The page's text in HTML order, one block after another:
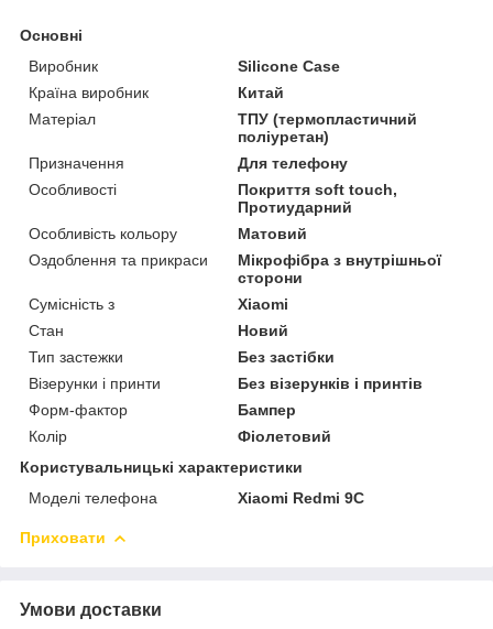
Основні
Виробник
Silicone Case
Країна виробник
Китай
Матеріал
ТПУ (термопластичний
поліуретан)
Призначення
Для телефону
Особливості
Покриття soft touch,
Протиударний
Особливість кольору
Матовий
Оздоблення та прикраси
Мікрофібра з внутрішньої
сторони
Сумісність з
Xiaomi
Стан
Новий
Тип застежки
Без застібки
Візерунки і принти
Без візерунків і принтів
Форм-фактор
Бампер
Колір
Фіолетовий
Користувальницькі характеристики
Моделі телефона
Xiaomi Redmi 9С
Приховати
Умови доставки